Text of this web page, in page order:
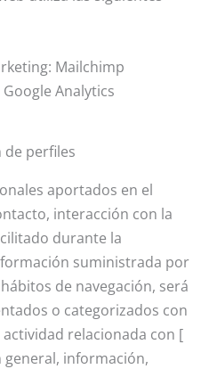
Mailchimp
Analytics
de perfiles
aportados en el
interacción con la
durante la
suministrada por
de navegación, será
o categorizados con
relacionada con [
información,